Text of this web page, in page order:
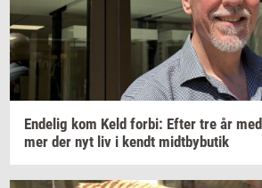
En­de­lig kom Keld forbi: Efter tre år med
mer der nyt liv i kendt midt­by­bu­tik